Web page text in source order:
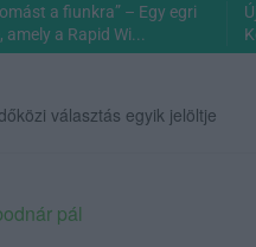
a fiunkra” – Egy egri
a Rapid Wi...
választás egyik jelöltje
pál